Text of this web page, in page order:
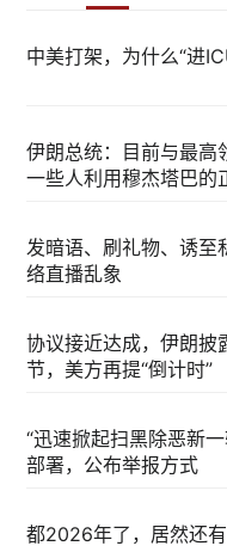
中美打架，为什么“进
伊朗总统：目前与最高
一些人利用穆杰塔巴的
发暗语、刷礼物、诱至
络直播乱象
协议接近达成，伊朗披
节，美方再提“倒计时”
“迅速掀起扫黑除恶新
部署，公布举报方式
都2026年了，居然还